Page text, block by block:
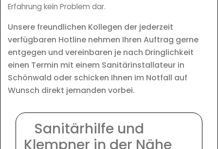
Erfahrung kein Problem dar.
Unsere freundlichen Kollegen der jederzeit
verfügbaren Hotline nehmen Ihren Auftrag gerne
entgegen und vereinbaren je nach Dringlichkeit
einen Termin mit einem Sanitärinstallateur in
Schönwald oder schicken Ihnen im Notfall auf
Wunsch direkt jemanden vorbei.
Sanitärhilfe und
Klempner in der Nähe